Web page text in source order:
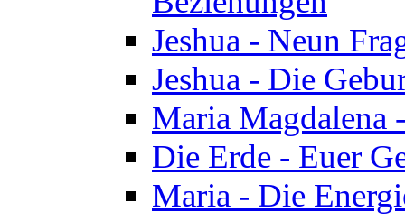
Jeshua - Neun
Jeshua - Die
Maria Magdalena
Die Erde - Euer
Maria - Die